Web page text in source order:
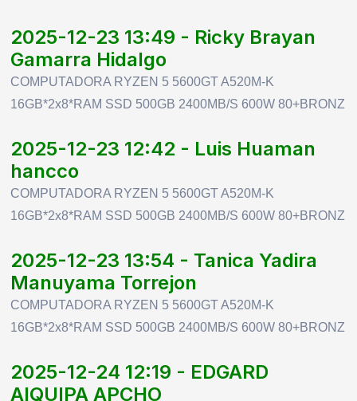
2025-12-23 13:49 - Ricky Brayan
Gamarra Hidalgo
COMPUTADORA RYZEN 5 5600GT A520M-K
16GB*2x8*RAM SSD 500GB 2400MB/S 600W 80+BRONZ
2025-12-23 12:42 - Luis Huaman
hancco
COMPUTADORA RYZEN 5 5600GT A520M-K
16GB*2x8*RAM SSD 500GB 2400MB/S 600W 80+BRONZ
2025-12-23 13:54 - Tanica Yadira
Manuyama Torrejon
COMPUTADORA RYZEN 5 5600GT A520M-K
16GB*2x8*RAM SSD 500GB 2400MB/S 600W 80+BRONZ
2025-12-24 12:19 - EDGARD
AIQUIPA APCHO